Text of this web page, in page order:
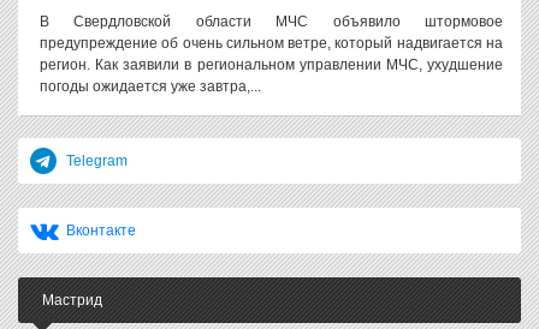
В Свердловской области МЧС объявило штормовое
предупреждение об очень сильном ветре, который надвигается на
регион. Как заявили в региональном управлении МЧС, ухудшение
погоды ожидается уже завтра,...
Telegram
Вконтакте
Мастрид